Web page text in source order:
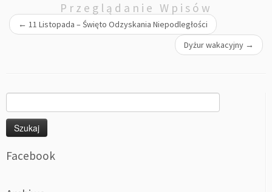
Przeglądanie Wpisów
← 11 Listopada – Święto Odzyskania Niepodległości
Dyżur wakacyjny →
Facebook